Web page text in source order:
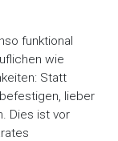
funktional
wie
Statt
lieber
Dies ist vor